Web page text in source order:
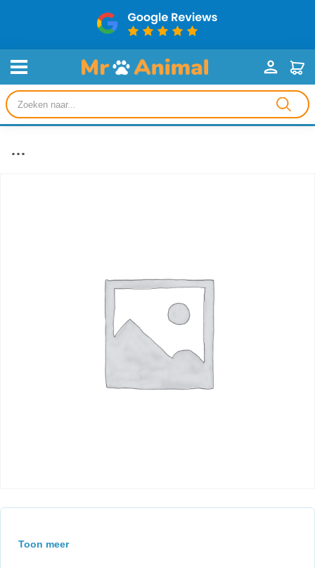
Producten
zoeken
…
Toon meer